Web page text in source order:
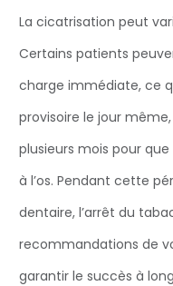
La cicatrisation peut
Certains patients
charge immédiate, ce
provisoire le jour
plusieurs mois pour
à l’os. Pendant cette
dentaire, l’arrêt du
recommandations de
garantir le succès à